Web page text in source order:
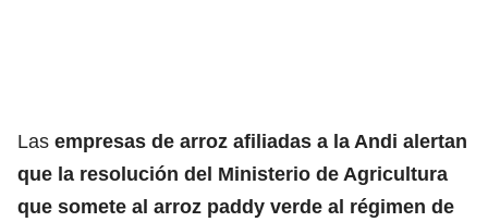
Las empresas de arroz afiliadas a la Andi alertan
que la resolución del Ministerio de Agricultura
que somete al arroz paddy verde al régimen de